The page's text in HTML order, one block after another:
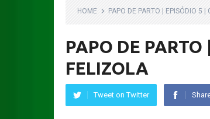
HOME PAPO DE PARTO | EPISÓDIO 5
PAPO DE
FELIZOLA
Tweet on Twitter